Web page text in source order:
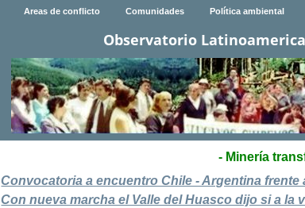
Areas de conflicto Comunidades Política ambiental
Observatorio
- Minería
Convocatoria a encuentro Chile - Argentina frente
Con nueva marcha el Valle del Huasco dijo si a la